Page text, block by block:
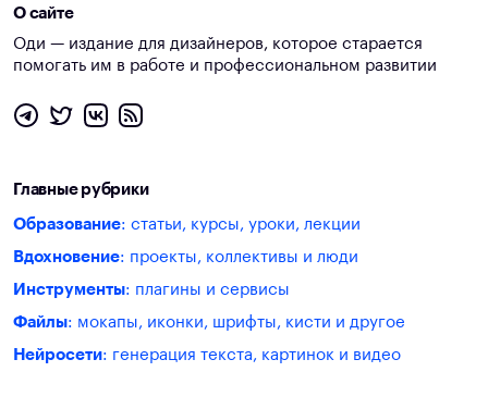
О сайте
Оди — издание для дизайнеров, которое старается
помогать им в работе и профессиональном развитии
Главные рубрики
Образование: статьи, курсы, уроки, лекции
Вдохновение: проекты, коллективы и люди
Инструменты: плагины и сервисы
Файлы: мокапы, иконки, шрифты, кисти и другое
Нейросети: генерация текста, картинок и видео